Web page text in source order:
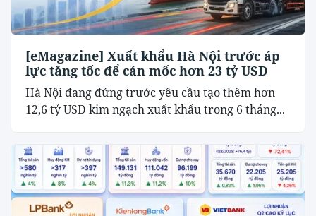
[eMagazine] Xuất khẩu Hà Nội trước áp
lực tăng tốc để cán mốc hơn 23 tỷ USD
Hà Nội đang đứng trước yêu cầu tạo thêm hơn
12,6 tỷ USD kim ngạch xuất khẩu trong 6 tháng...